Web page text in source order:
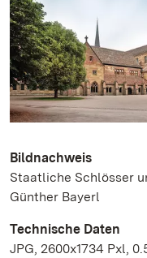
Bildnachweis
Staatliche Schlösser
Günther Bayerl
Technische Daten
JPG, 2600x1734 Pxl,